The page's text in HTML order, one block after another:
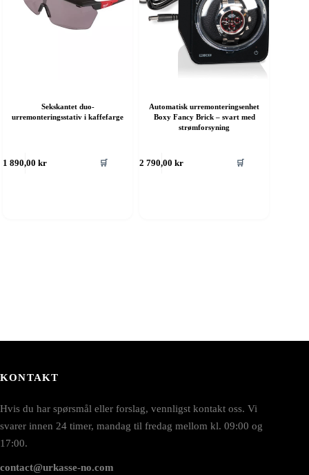
Sekskantet duo-
urremonteringsstativ i kaffefarge
1 890,00kr 🛒
Automatisk urremonteringsenhet
Boxy Fancy Brick – svart med
strømforsyning
2 790,00kr 🛒
KONTAKT
Hvis du har spørsmål eller forslag, vennligst kontakt oss. Vi
svarer innen 24 timer, mandag til fredag mellom kl. 09:00 og
17:00.
contact@urkasse-no.com